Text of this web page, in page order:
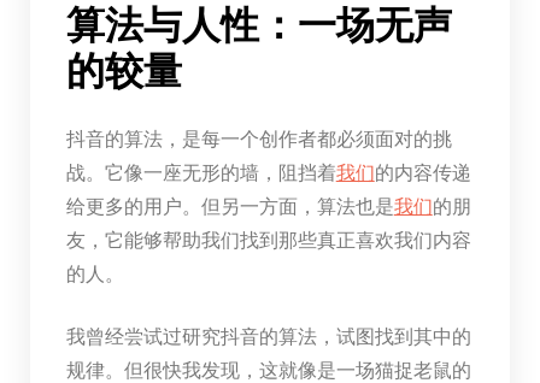
算法与人性：一场无声
的较量
抖音的算法，是每一个创作者都必须面对的挑
战。它像一座无形的墙，阻挡着我们的内容传递
给更多的用户。但另一方面，算法也是我们的朋
友，它能够帮助我们找到那些真正喜欢我们内容
的人。
我曾经尝试过研究抖音的算法，试图找到其中的
规律。但很快我发现，这就像是一场猫捉老鼠的